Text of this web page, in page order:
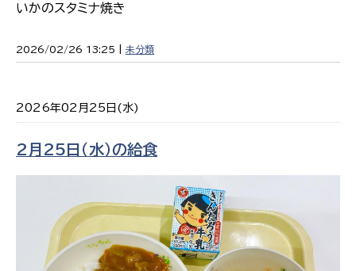
いかのスタミナ焼き
2026/02/26 13:25 | 未分類
2026年02月25日(水)
2月25日（水）の給食